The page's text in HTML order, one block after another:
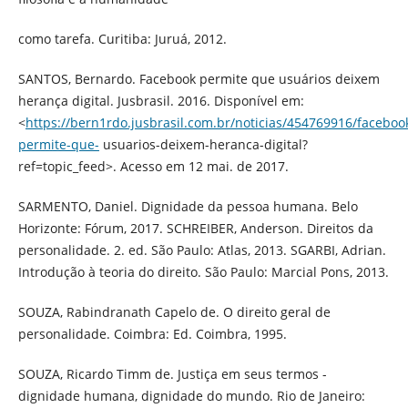
como tarefa. Curitiba: Juruá, 2012.
SANTOS, Bernardo. Facebook permite que usuários deixem
herança digital. Jusbrasil. 2016. Disponível em:
<https://bern1rdo.jusbrasil.com.br/noticias/454769916/
permite-que- usuarios-deixem-heranca-digital?
ref=topic_feed>. Acesso em 12 mai. de 2017.
SARMENTO, Daniel. Dignidade da pessoa humana. Belo
Horizonte: Fórum, 2017. SCHREIBER, Anderson. Direitos da
personalidade. 2. ed. São Paulo: Atlas, 2013. SGARBI, Adrian.
Introdução à teoria do direito. São Paulo: Marcial Pons, 2013.
SOUZA, Rabindranath Capelo de. O direito geral de
personalidade. Coimbra: Ed. Coimbra, 1995.
SOUZA, Ricardo Timm de. Justiça em seus termos -
dignidade humana, dignidade do mundo. Rio de Janeiro: